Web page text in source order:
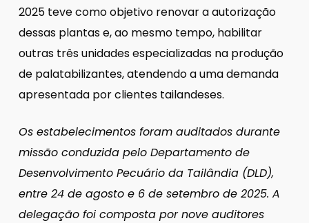
2025 teve como objetivo renovar a autorização
dessas plantas e, ao mesmo tempo, habilitar
outras três unidades especializadas na produção
de palatabilizantes, atendendo a uma demanda
apresentada por clientes tailandeses.
Os estabelecimentos foram auditados durante
missão conduzida pelo Departamento de
Desenvolvimento Pecuário da Tailândia (DLD),
entre 24 de agosto e 6 de setembro de 2025. A
delegação foi composta por nove auditores